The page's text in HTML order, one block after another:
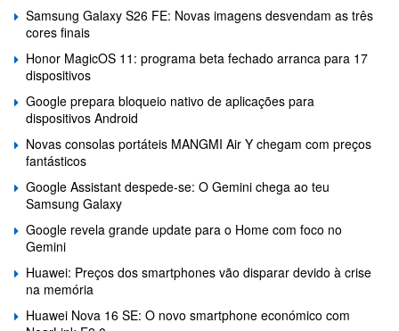
Samsung Galaxy S26 FE: Novas imagens desvendam as três
cores finais
Honor MagicOS 11: programa beta fechado arranca para 17
dispositivos
Google prepara bloqueio nativo de aplicações para
dispositivos Android
Novas consolas portáteis MANGMI Air Y chegam com preços
fantásticos
Google Assistant despede-se: O Gemini chega ao teu
Samsung Galaxy
Google revela grande update para o Home com foco no
Gemini
Huawei: Preços dos smartphones vão disparar devido à crise
na memória
Huawei Nova 16 SE: O novo smartphone económico com